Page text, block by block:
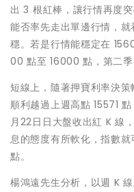
出 3 根紅棒，讓行情再度
能否率先走出單邊行情，
穩。若是行情能穩定在
00 點至 16000 點，第二季
短線上，隨著押寶利率決
順利越過上週高點 15571
月22日日大盤收出紅 K 線
息的態度有所軟化，指數
點。
楊鴻遠先生分析，以週 K